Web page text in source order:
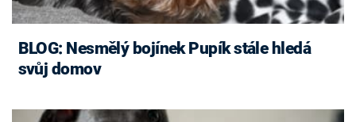
BLOG: Nesmělý bojínek Pupík stále hledá
svůj domov